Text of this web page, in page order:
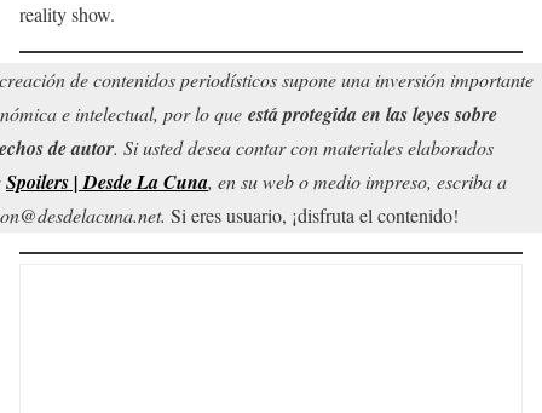
reality show.
de contenidos periodísticos supone una inversión importante
e intelectual, por lo que está protegida en las leyes sobre
de autor. Si usted desea contar con materiales elaborados
Spoilers | Desde La Cuna, en su web o medio impreso, escriba a
Si eres usuario, ¡disfruta el contenido!